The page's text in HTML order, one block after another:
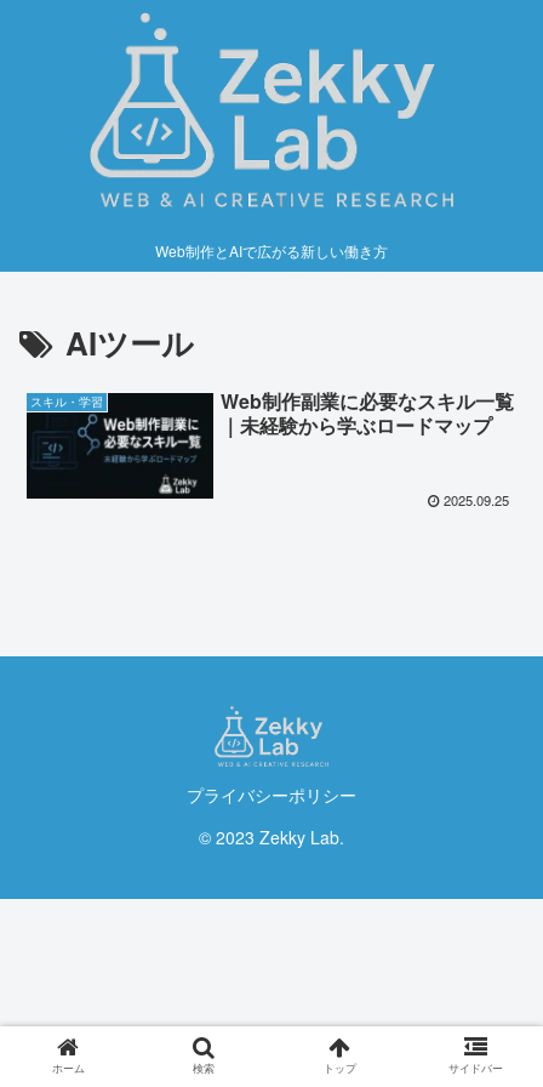
Web制作とAIで広がる新しい働き方
AIツール
スキル・学習
Web制作副業に必要なスキル一覧
｜未経験から学ぶロードマップ
2025.09.25
プライバシーポリシー
© 2023 Zekky Lab.
ホーム 検索 トップ サイドバー